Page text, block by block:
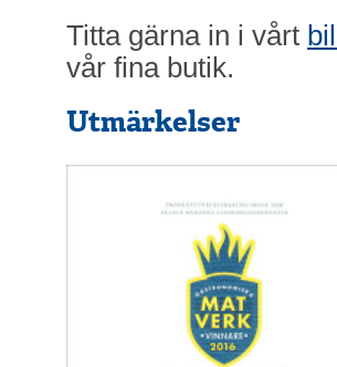
Titta gärna in i vårt
vår fina butik.
Utmärkelser